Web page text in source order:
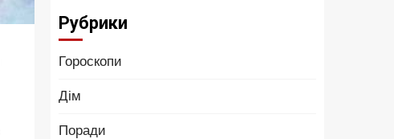
Рубрики
Гороскопи
Дім
Поради